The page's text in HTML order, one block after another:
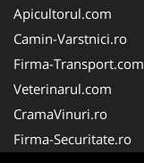
Apicultorul.com
Camin-Varstnici.ro
Firma-Transport.com
Veterinarul.com
CramaVinuri.ro
Firma-Securitate.ro